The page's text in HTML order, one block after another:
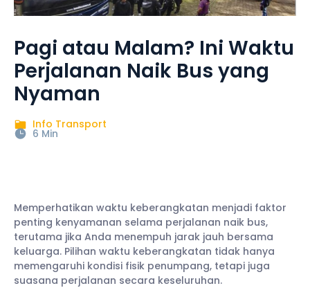
Pagi atau Malam? Ini Waktu
Perjalanan Naik Bus yang
Nyaman
Info Transport
6 Min
Memperhatikan waktu keberangkatan menjadi faktor
penting kenyamanan selama perjalanan naik bus,
terutama jika Anda menempuh jarak jauh bersama
keluarga. Pilihan waktu keberangkatan tidak hanya
memengaruhi kondisi fisik penumpang, tetapi juga
suasana perjalanan secara keseluruhan.